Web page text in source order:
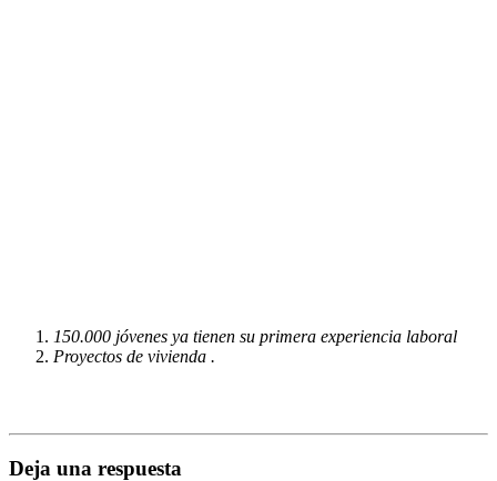
150.000 jóvenes ya tienen su primera experiencia laboral
Proyectos de vivienda .
Deja una respuesta